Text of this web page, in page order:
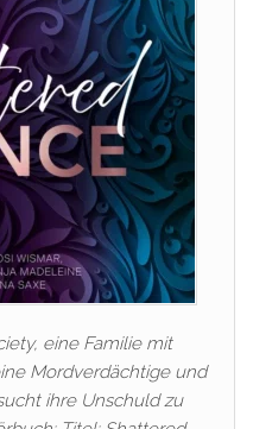
eine Familie mit
Mordverdächtige und
ihre Unschuld zu